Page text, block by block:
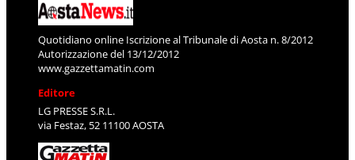
Quotidiano online Iscrizione al Tribunale di Aosta n. 8/2012
Autorizzazione del 13/12/2012
www.gazzettamatin.com
Editore
LG PRESSE S.R.L.
via Festaz, 52 11100 AOSTA